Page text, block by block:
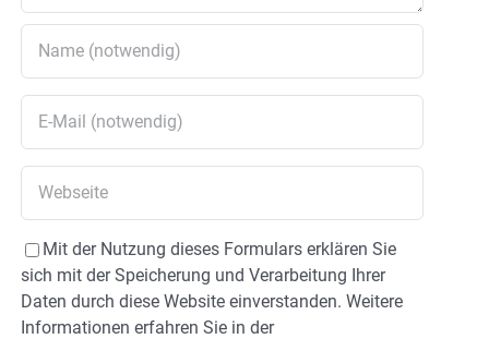
Mit der Nutzung dieses Formulars erklären Sie
sich mit der Speicherung und Verarbeitung Ihrer
Daten durch diese Website einverstanden. Weitere
Informationen erfahren Sie in der